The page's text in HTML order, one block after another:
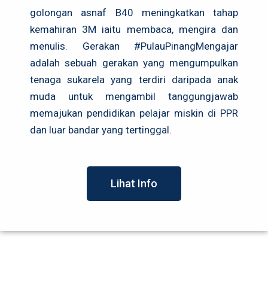
golongan asnaf B40 meningkatkan tahap
kemahiran 3M iaitu membaca, mengira dan
menulis. Gerakan #PulauPinangMengajar
adalah sebuah gerakan yang mengumpulkan
tenaga sukarela yang terdiri daripada anak
muda untuk mengambil tanggungjawab
memajukan pendidikan pelajar miskin di PPR
dan luar bandar yang tertinggal.
Lihat Info